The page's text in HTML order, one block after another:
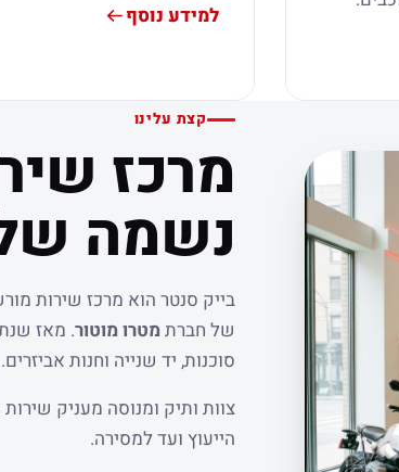
למידע נוסף
קצת עלינו
מרכז
נשמה
בייק סנטר הוא מרכז שירות
של חברת מטרו מוטור
סוכנות, יד שנייה וחנות אביזרים.
צוות ותיק ומנוסה מעניק
הייעוץ ועד למסירה.